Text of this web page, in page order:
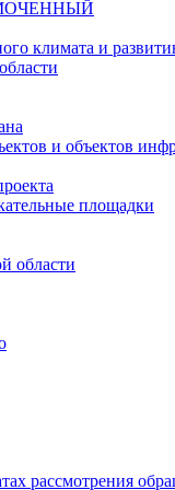
климата и
и объектов
площадки
области
рассмотрения